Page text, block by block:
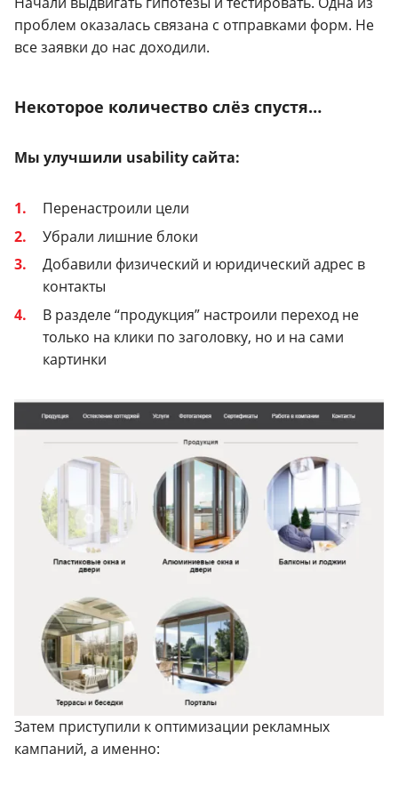
проблем оказалась связана с отправками форм. Не
все заявки до нас доходили.
Некоторое количество слёз спустя…
Мы улучшили usability сайта:
Перенастроили цели
Убрали лишние блоки
Добавили физический и юридический адрес в
контакты
В разделе “продукция” настроили переход не
только на клики по заголовку, но и на сами
картинки
Затем приступили к оптимизации рекламных
кампаний, а именно: